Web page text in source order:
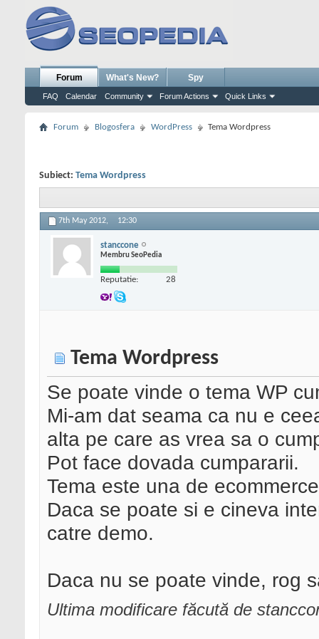
Forum
FAQ Calendar Community Forum Actions Quick Links
What's New? Spy
Forum Blogosfera WordPress Tema Wordpress
Subiect: Tema Wordpress
7th May 2012, 12:30
stanccone
Membru SeoPedia
Reputatie: 28
Tema Wordpress
Se poate vinde o tema WP
Mi-am dat seama ca nu e
alta pe care as vrea sa o
Pot face dovada cumpararii.
Tema este una de
Daca se poate si e cineva
catre demo.
Daca nu se poate vinde, rog
Ultima modificare făcută de